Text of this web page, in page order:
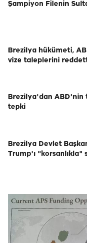
Şampiyon Filenin
Brezilya hükümeti,
vize taleplerini
Brezilya'dan ABD'nin
tepki
Brezilya Devlet
Trump'ı "korsanlıkla"